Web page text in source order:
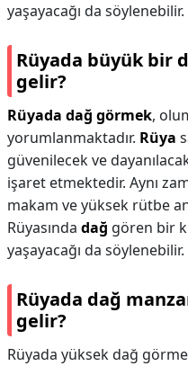
yaşayacağı da söylenebilir.
Rüyada büyük bir
gelir?
Rüyada dağ görmek,
yorumlanmaktadır. Rüya
güvenilecek ve
işaret etmektedir. Aynı
makam ve yüksek rütbe
Rüyasında dağ gören bir
yaşayacağı da söylenebilir.
Rüyada dağ
gelir?
Rüyada yüksek dağ